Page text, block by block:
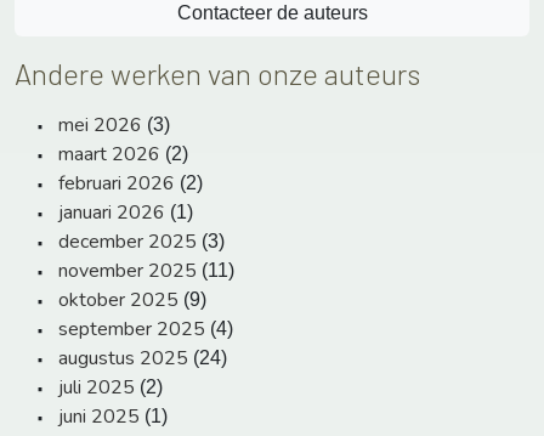
Contacteer de auteurs
Andere werken van onze auteurs
mei 2026 (3)
maart 2026 (2)
februari 2026 (2)
januari 2026 (1)
december 2025 (3)
november 2025 (11)
oktober 2025 (9)
september 2025 (4)
augustus 2025 (24)
juli 2025 (2)
juni 2025 (1)